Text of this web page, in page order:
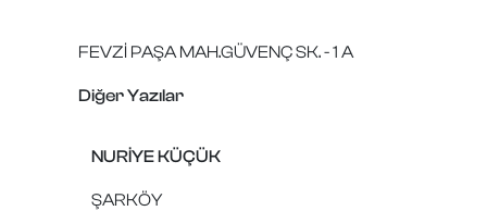
FEVZİ PAŞA MAH.GÜVENÇ SK. - 1 A
Diğer Yazılar
NURİYE KÜÇÜK
ŞARKÖY